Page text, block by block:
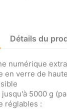
Détails du
numérique
en verre de
5000 g
réglables :